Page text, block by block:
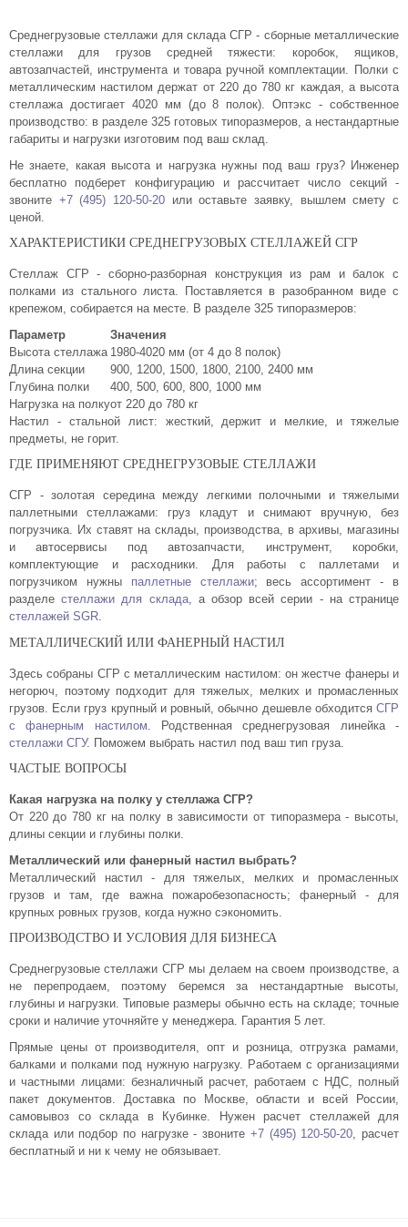
Среднегрузовые стеллажи для склада СГР - сборные металлические
стеллажи для грузов средней тяжести: коробок, ящиков,
автозапчастей, инструмента и товара ручной комплектации. Полки с
металлическим настилом держат от 220 до 780 кг каждая, а высота
стеллажа достигает 4020 мм (до 8 полок). Оптэкс - собственное
производство: в разделе 325 готовых типоразмеров, а нестандартные
габариты и нагрузки изготовим под ваш склад.
Не знаете, какая высота и нагрузка нужны под ваш груз? Инженер
бесплатно подберет конфигурацию и рассчитает число секций -
звоните +7 (495) 120-50-20 или оставьте заявку, вышлем смету с
ценой.
ХАРАКТЕРИСТИКИ СРЕДНЕГРУЗОВЫХ СТЕЛЛАЖЕЙ СГР
Стеллаж СГР - сборно-разборная конструкция из рам и балок с
полками из стального листа. Поставляется в разобранном виде с
крепежом, собирается на месте. В разделе 325 типоразмеров:
Параметр
Значения
Высота стеллажа 1980-4020 мм (от 4 до 8 полок)
Длина секции
900, 1200, 1500, 1800, 2100, 2400 мм
Глубина полки
400, 500, 600, 800, 1000 мм
Нагрузка на полкуот 220 до 780 кг
Настил - стальной лист: жесткий, держит и мелкие, и тяжелые
предметы, не горит.
ГДЕ ПРИМЕНЯЮТ СРЕДНЕГРУЗОВЫЕ СТЕЛЛАЖИ
СГР - золотая середина между легкими полочными и тяжелыми
паллетными стеллажами: груз кладут и снимают вручную, без
погрузчика. Их ставят на склады, производства, в архивы, магазины
и автосервисы под автозапчасти, инструмент, коробки,
комплектующие и расходники. Для работы с паллетами и
погрузчиком нужны паллетные стеллажи; весь ассортимент - в
разделестеллажи для склада, а обзор всей серии - на странице
стеллажей SGR.
МЕТАЛЛИЧЕСКИЙ ИЛИ ФАНЕРНЫЙ НАСТИЛ
Здесь собраны СГР с металлическим настилом: он жестче фанеры и
негорюч, поэтому подходит для тяжелых, мелких и промасленных
грузов. Если груз крупный и ровный, обычно дешевле обходится СГР
с фанерным настилом . Родственная среднегрузовая линейка -
стеллажи СГУ. Поможем выбрать настил под ваш тип груза.
ЧАСТЫЕ ВОПРОСЫ
Какая нагрузка на полку у стеллажа СГР?
От 220 до 780 кг на полку в зависимости от типоразмера - высоты,
длины секции и глубины полки.
Металлический или фанерный настил выбрать?
Металлический настил - для тяжелых, мелких и промасленных
грузов и там, где важна пожаробезопасность; фанерный - для
крупных ровных грузов, когда нужно сэкономить.
ПРОИЗВОДСТВО И УСЛОВИЯ ДЛЯ БИЗНЕСА
Среднегрузовые стеллажи СГР мы делаем на своем производстве, а
не перепродаем, поэтому беремся за нестандартные высоты,
глубины и нагрузки. Типовые размеры обычно есть на складе; точные
сроки и наличие уточняйте у менеджера. Гарантия 5 лет.
Прямые цены от производителя, опт и розница, отгрузка рамами,
балками и полками под нужную нагрузку. Работаем с организациями
и частными лицами: безналичный расчет, работаем с НДС, полный
пакет документов. Доставка по Москве, области и всей России,
самовывоз со склада в Кубинке. Нужен расчет стеллажей для
склада или подбор по нагрузке - звоните +7 (495) 120-50-20 , расчет
бесплатный и ни к чему не обязывает.